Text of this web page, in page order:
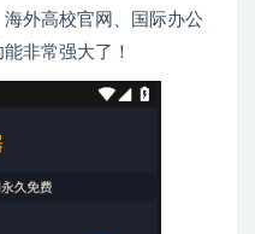
外高校官网、国际办公
非常强大了！